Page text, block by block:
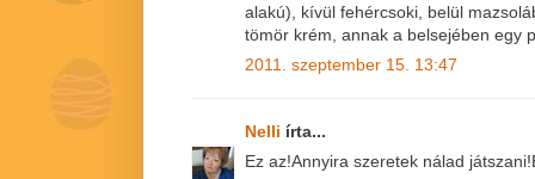
alakú), kívül fehércsoki, belül
tömör krém, annak a belsejében egy
2011. szeptember 15. 13:47
Nelli írta...
Ez az!Annyira szeretek nálad